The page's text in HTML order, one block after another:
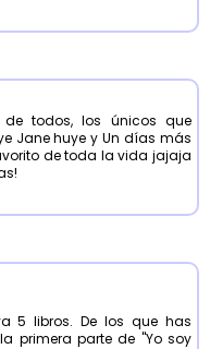
todos, los únicos que
Jane huye y Un días más
de toda la vida jajaja
5 libros. De los que has
primera parte de "Yo soy